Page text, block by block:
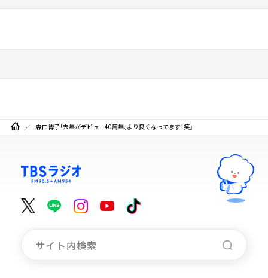
森口博子「去年がデビュー40周年、より良くなってます！笑」